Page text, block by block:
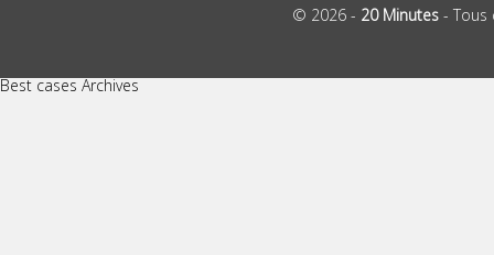
© 2026 - 20 Minutes -
Best cases Archives